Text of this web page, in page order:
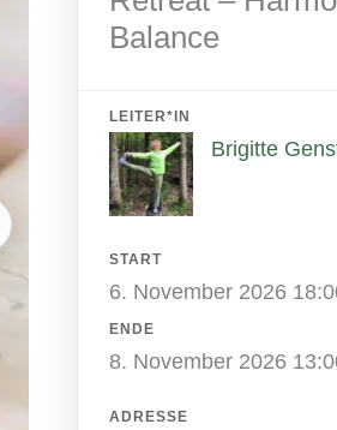
LEITER*IN
Brigitte
START
6. November 2026
ENDE
8. November 2026
ADRESSE
Balance